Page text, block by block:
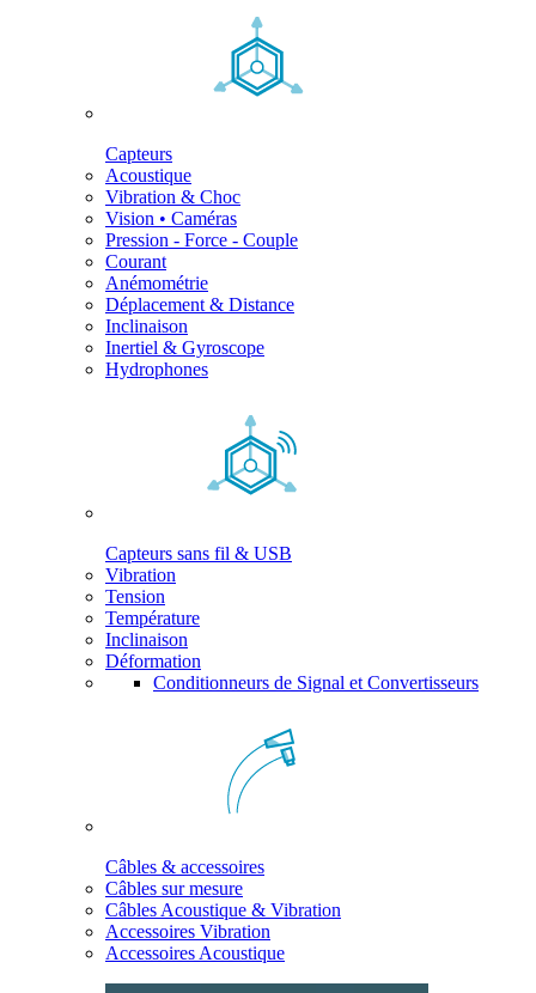
Capteurs
Acoustique
Vibration & Choc
Vision • Caméras
Pression - Force - Couple
Courant
Anémométrie
Déplacement & Distance
Inclinaison
Inertiel & Gyroscope
Hydrophones
Capteurs sans fil & USB
Vibration
Tension
Température
Inclinaison
Déformation
Conditionneurs de Signal et Convertisseurs
Câbles & accessoires
Câbles sur mesure
Câbles Acoustique & Vibration
Accessoires Vibration
Accessoires Acoustique